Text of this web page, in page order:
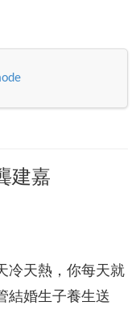
建嘉
冷天熱，你每天就
結婚生子養生送